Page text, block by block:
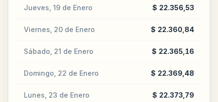
Jueves, 19 de Enero $ 22.356,53
Viernes, 20 de Enero $ 22.360,84
Sábado, 21 de Enero $ 22.365,16
Domingo, 22 de Enero $ 22.369,48
Lunes, 23 de Enero $ 22.373,79